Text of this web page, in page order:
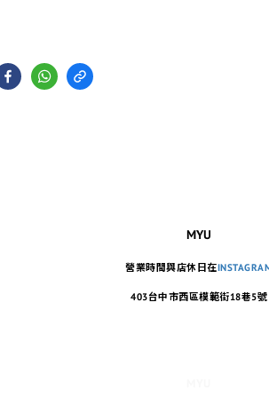
MYU
營業時間與店休日在
403台中市西區模範街18巷5號